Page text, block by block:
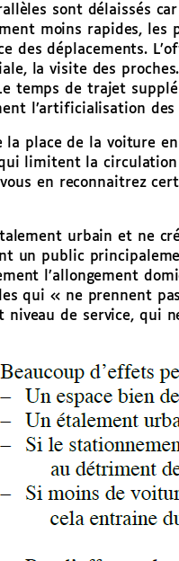
sont délaissés
moins rapides,
des déplacements.
la visite des
temps de trajet
l’artificialisation des
place de la voiture
limitent la
en reconnaitrez
urbain et ne
un public
l’allongement
qui « ne prennent
niveau de service, qui